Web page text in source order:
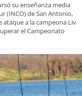
su enseñanza media
(INCO) de San Antonio,
ataque a la campeona Liv
el Campeonato